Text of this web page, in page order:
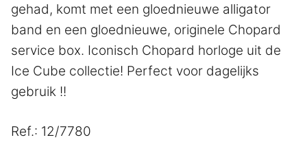
gehad, komt met een gloednieuwe alligator
band en een gloednieuwe, originele Chopard
service box. Iconisch Chopard horloge uit de
Ice Cube collectie! Perfect voor dagelijks
gebruik !!
Ref.: 12/7780